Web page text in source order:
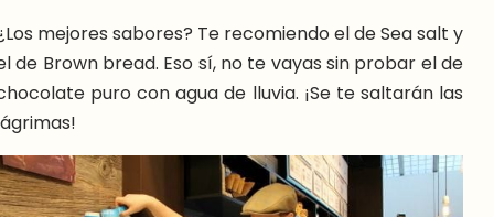
mejores sabores? Te recomiendo el de Sea salt y
de Brown bread. Eso sí, no te vayas sin probar el de
puro con agua de lluvia. ¡Se te saltarán las